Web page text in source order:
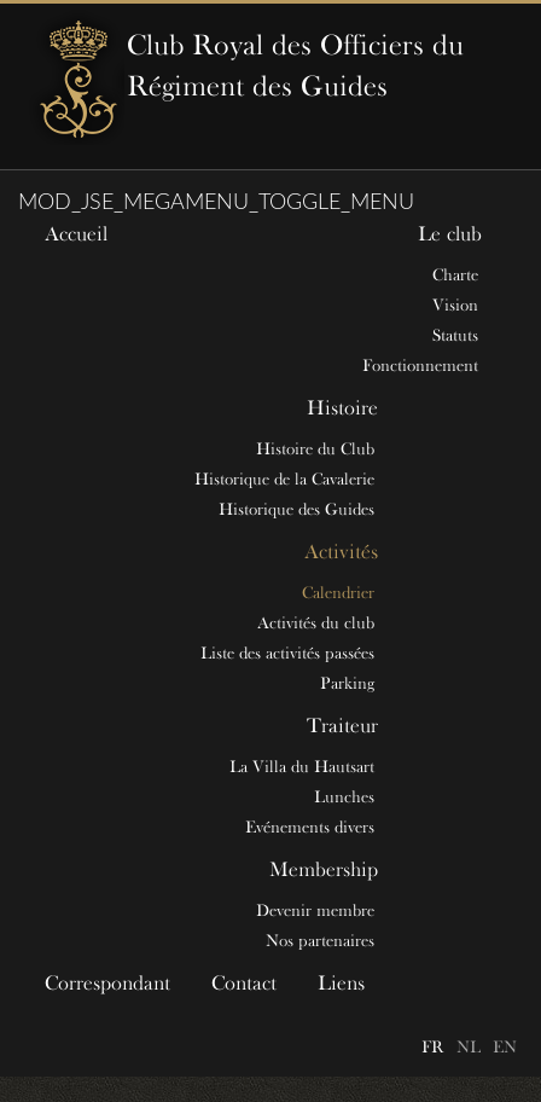
Club Royal des Officiers du
Régiment des Guides
MOD_JSE_MEGAMENU_TOGGLE_MENU
Accueil Le club
Charte
Vision
Statuts
Fonctionnement
Histoire
Histoire du Club
Historique de la Cavalerie
Historique des Guides
Activités
Calendrier
Activités du club
Liste des activités passées
Parking
Traiteur
La Villa du Hautsart
Lunches
Evénements divers
Membership
Devenir membre
Nos partenaires
Correspondant Contact Liens
FR NL EN